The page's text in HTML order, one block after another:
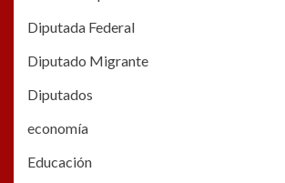
Diputada Federal
Diputado Migrante
Diputados
economía
Educación